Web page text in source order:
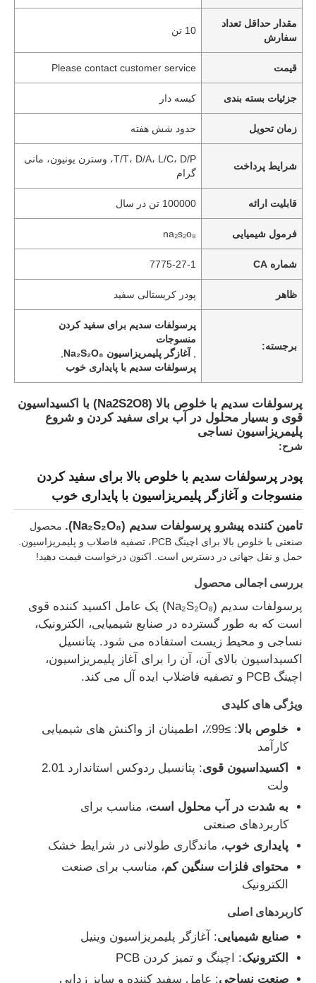
خانه
محصولات
فیلم های
مقدار حداقل تعداد
سفارش
10 تن
قیمت Please contact customer service
جزئیات بسته بندی کیسه دار
زمان تحویل حدود شش هفته
شرایط پرداخت
T/T، D/A، L/C، D/P، وسترن یونیون، مانی
گرام
قابلیت ارائه 100000 تن در سال
فرمول شیمیایی na₂s₂o₈
شماره CA 7775-27-1
ظاهر پودر کریستالی سفید
برجسته:
پرسولفات سدیم برای سفید کردن
منسوجات
,آغازگر پلیمریزاسیون Na₂S₂O₈
پرسولفات سدیم با پایداری خوب
پرسولفات سدیم با خلوص بالا (Na2S2O8) با اکسیداسیون
قوی و بسیار محلول در آب برای سفید کردن و شروع
پلیمریزاسیون نساجی
شرح:
پودر پرسولفات سدیم با خلوص بالا برای سفید کردن
منسوجات و آغازگر پلیمریزاسیون با پایداری خوب
تامین کننده پیشرو پرسولفات سدیم (Na₂S₂O₈).
محصول
صنعتی با خلوص بالا برای اچینگ PCB، تصفیه فاضلاب و پلیمریزاسیون.
حمل و نقل جهانی در دسترس است. اکنون درخواست قیمت دهید!
بررسی اجمالی محصول
پرسولفات سدیم (Na₂S₂O₈) یک عامل اکسید کننده قوی
است که به طور گسترده در صنایع شیمیایی، الکترونیک،
نساجی و محیط زیست استفاده می شود. پتانسیل
اکسیداسیون بالای آن، آن را برای آغاز پلیمریزاسیون،
اچینگ PCB و تصفیه فاضلاب ایده آل می کند.
ویژگی های کلیدی
خلوص بالا
: ≥99٪، اطمینان از واکنش های شیمیایی
کارآمد
اکسیداسیون قوی
: پتانسیل ردوکس استاندارد 2.01
ولت
به شدت در آب محلول است، مناسب برای
کاربردهای صنعتی
پایداری خوب، ماندگاری طولانی در شرایط خشک
محتوای فلزات سنگین کم، مناسب برای صنعت
الکترونیک
کاربردهای اصلی
صنایع شیمیایی: آغازگر پلیمریزاسیون وینیل
الکترونیک: اچینگ و تمیز کردن PCB
صنعت نساجی: عامل سفید کننده و سایز زدایی